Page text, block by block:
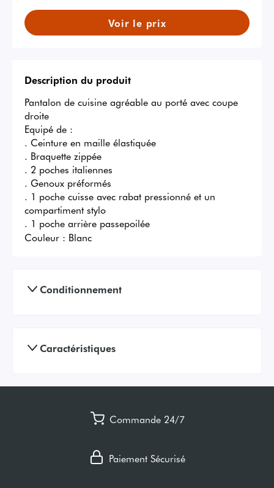
Voir le prix
Description du produit
Pantalon de cuisine agréable au porté avec coupe
droite
Equipé de :
. Ceinture en maille élastiquée
. Braquette zippée
. 2 poches italiennes
. Genoux préformés
. 1 poche cuisse avec rabat pressionné et un
compartiment stylo
. 1 poche arrière passepoilée
Couleur : Blanc
Conditionnement
Caractéristiques
Commande 24/7
Paiement Sécurisé